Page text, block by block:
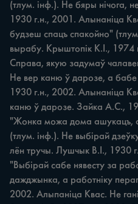
(тлум. інф.). Не бяры нічога,
1930 г.н., 2001. Алынаніца
будзеш спацъ спакойно"
вырабу. Крыштопік К.І., 1974
Справа, якую задумаў
Не вер каню ў дарозе, а
1930 г.н., 2002. Алынаніца
каню ў дарозе. Зайка А.С.,
"Жонка можа дома ашукацъ,
(тлум. інф.). Не выбірай
лён тручы. Лушчык В.І., 1930
"Выбірай сабе нявесту за
дажджынка, а работніку
2002. Алыпаніца Квас. Не